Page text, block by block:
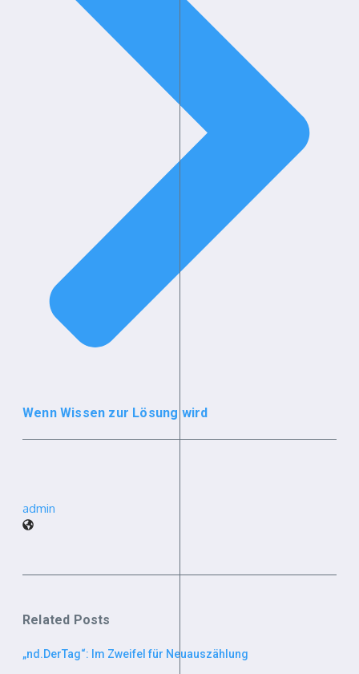
Wenn Wissen zur Lösung wird
admin
Related Posts
„nd.DerTag“: Im Zweifel für Neuauszählung